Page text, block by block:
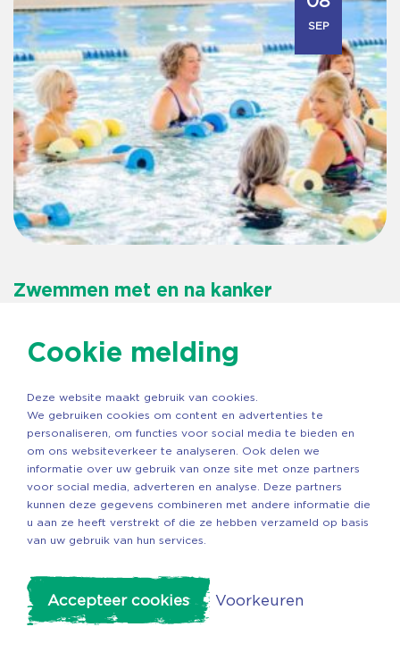
SEP
Zwemmen met en na kanker
Bekijk activiteit
09
SEP
Cookie melding
Deze website maakt gebruik van cookies.
We gebruiken cookies om content en advertenties te
personaliseren, om functies voor social media te bieden en
om ons websiteverkeer te analyseren. Ook delen we
informatie over uw gebruik van onze site met onze partners
voor social media, adverteren en analyse. Deze partners
kunnen deze gegevens combineren met andere informatie die
u aan ze heeft verstrekt of die ze hebben verzameld op basis
van uw gebruik van hun services.
Accepteer cookies Voorkeuren